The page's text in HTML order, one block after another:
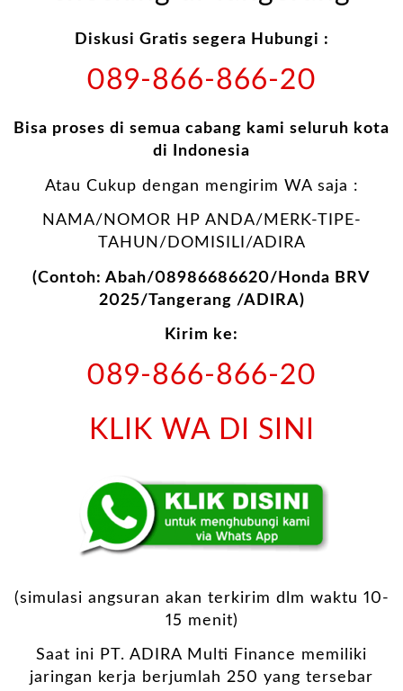
Diskusi Gratis segera Hubungi :
089-866-866-20
Bisa proses di semua cabang kami seluruh kota
di Indonesia
Atau Cukup dengan mengirim WA saja :
NAMA/NOMOR HP ANDA/MERK-TIPE-
TAHUN/DOMISILI/ADIRA
(Contoh: Abah/08986686620/Honda BRV
2025/Tangerang /ADIRA)
Kirim ke:
089-866-866-20
KLIK WA DI SINI
(simulasi angsuran akan terkirim dlm waktu 10-
15 menit)
Saat ini PT. ADIRA Multi Finance memiliki
jaringan kerja berjumlah 250 yang tersebar